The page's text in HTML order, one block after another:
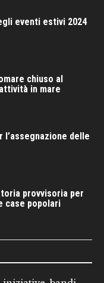
eventi estivi 2024
chiuso al
in mare
l’assegnazione delle
provvisoria per
case popolari